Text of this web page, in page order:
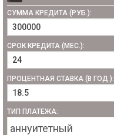
СУММА КРЕДИТА (РУБ.):
СРОК КРЕДИТА (МЕС.):
ПРОЦЕНТНАЯ СТАВКА (В ГОД.):
ТИП ПЛАТЕЖА: